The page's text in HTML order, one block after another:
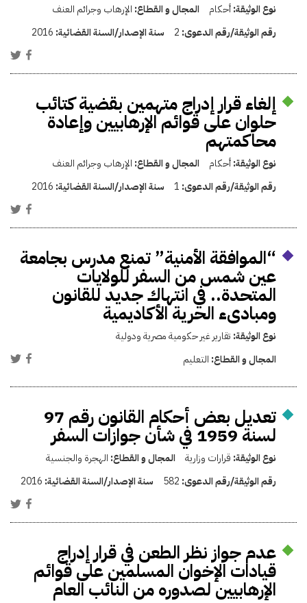
نوع الوثيقة:أحكام المجال و القطاع: الإرهاب وجرائم العنف
رقم الوثيقة/رقم الدعوى: 2 سنة الإصدار/السنة القضائية: 2016
إلغاء قرار إدراج متهمين بقضية كتائب
حلوان على قوائم الإرهابيين وإعادة
محاكمتهم
نوع الوثيقة:أحكام المجال و القطاع: الإرهاب وجرائم العنف
رقم الوثيقة/رقم الدعوى: 1 سنة الإصدار/السنة القضائية: 2016
“الموافقة اﻷمنية” تمنع مدرس بجامعة
عين شمس من السفر للولايات
المتحدة.. في انتهاك جديد للقانون
ومبادىء الحرية الأكاديمية
نوع الوثيقة: تقارير غير حكومية مصرية ودولية
المجال و القطاع: التعليم
تعديل بعض أحكام القانون رقم 97
لسنة 1959 في شأن جوازات السفر
نوع الوثيقة: قرارات وزارية المجال و القطاع: الهجرة والجنسية
رقم الوثيقة/رقم الدعوى: 582 سنة الإصدار/السنة القضائية: 2016
عدم جواز نظر الطعن في قرار إدراج
قيادات الإخوان المسلمين على قوائم
الإرهابيين لصدوره من النائب العام